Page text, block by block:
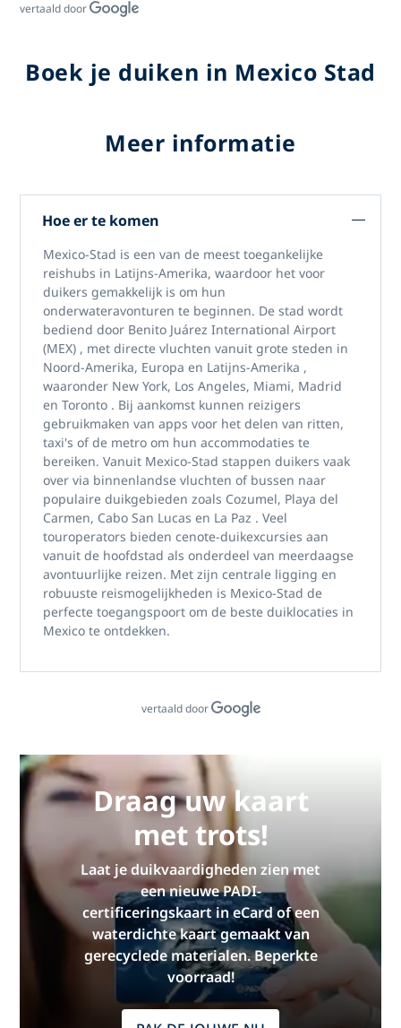
vertaald door
Boek je duiken in Mexico Stad
Meer informatie
Hoe er te komen
Mexico-Stad is een van de meest toegankelijke
reishubs in Latijns-Amerika, waardoor het voor
duikers gemakkelijk is om hun
onderwateravonturen te beginnen. De stad wordt
bediend door Benito Juárez International Airport
(MEX) , met directe vluchten vanuit grote steden in
Noord-Amerika, Europa en Latijns-Amerika ,
waaronder New York, Los Angeles, Miami, Madrid
enToronto . Bij aankomst kunnen reizigers
gebruikmaken vanapps voor het delen van ritten,
taxi's of de metro om hun accommodaties te
bereiken. Vanuit Mexico-Stad stappen duikers vaak
over via binnenlandse vluchten of bussen naar
populaire duikgebieden zoals Cozumel, Playa del
Carmen, Cabo San Lucas en La Paz . Veel
touroperators biedencenote-duikexcursies aan
vanuit de hoofdstad als onderdeel van meerdaagse
avontuurlijke reizen. Met zijn centrale ligging en
robuuste reismogelijkheden is Mexico-Stad de
perfecte toegangspoort om de besteduiklocaties in
Mexico te ontdekken.
vertaald door
Draag uw kaart
met trots!
Laat je duikvaardigheden zien met
een nieuwe PADI-
certificeringskaart in eCard of een
waterdichte kaart gemaakt van
gerecyclede materialen. Beperkte
voorraad!